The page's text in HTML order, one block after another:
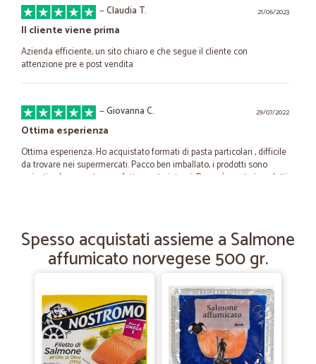
21/06/2023
—Claudia T.
Il cliente viene prima
Azienda efficiente, un sito chiaro e che segue il cliente con
attenzione pre e post vendita
29/07/2022
—Giovanna C.
Ottima esperienza
Ottima esperienza. Ho acquistato formati di pasta particolari , difficile
da trovare nei supermercati. Pacco ben imballato, i prodotti sono
arrivati velocemente e perfettamente integri. Proverò presto i prodotti
05/01/2022
—Debora A.
Servizio eccellente e prodotti…
03/06/2020
—Marcello M.
Prodotti buoni e freschissimi
Spesso acquistati assieme a Salmone
affumicato norvegese 500 gr.